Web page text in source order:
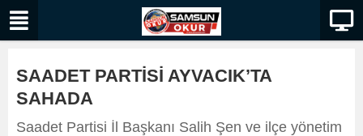
SAADET PARTİSİ AYVACIK’TA
SAHADA
​Saadet Partisi İl Başkanı Salih Şen ve ilçe yönetim